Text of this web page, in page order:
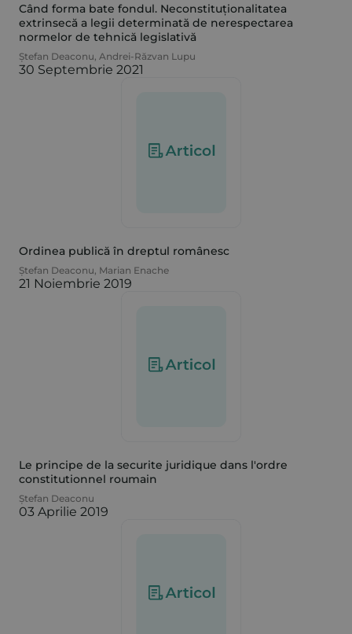
Când forma bate fondul. Neconstituționalitatea
extrinsecă a legii determinată de nerespectarea
normelor de tehnică legislativă
Ștefan Deaconu, Andrei-Răzvan Lupu
30 Septembrie 2021
Ordinea publică în dreptul românesc
Ștefan Deaconu, Marian Enache
21 Noiembrie 2019
Le principe de la securite juridique dans l'ordre
constitutionnel roumain
Ștefan Deaconu
03 Aprilie 2019